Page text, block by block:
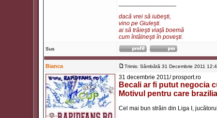
dacă vrei să iubeşti,
vino pe Giuleşti.
ai să trăieşti viaţă boemă
cum întâlneşti în poveşti.
Sus
Bianca Trimis: Sâmbătă 31 Decembrie 2011
31 decembrie 2011/ prosport.ro
Becali ar fi putut negocia
Motivul pentru care
Cel mai bun străin din Liga I,